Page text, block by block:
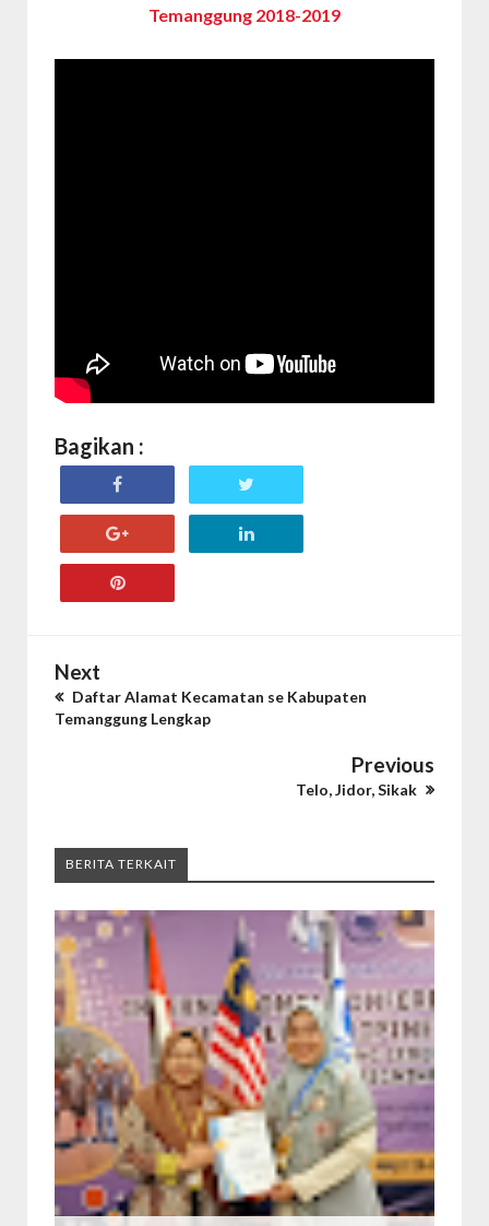
Temanggung 2018-2019
Bagikan :
Next
Daftar Alamat Kecamatan se Kabupaten
Temanggung Lengkap
Previous
Telo, Jidor, Sikak
BERITA TERKAIT